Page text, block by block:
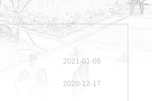
2021-01-08
2020-12-17